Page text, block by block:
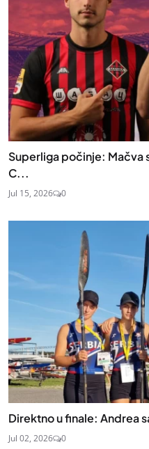
Superliga počinje: Mačva
C...
Jul 15, 2026 0
Direktno u finale: Andrea
Jul 02, 2026 0